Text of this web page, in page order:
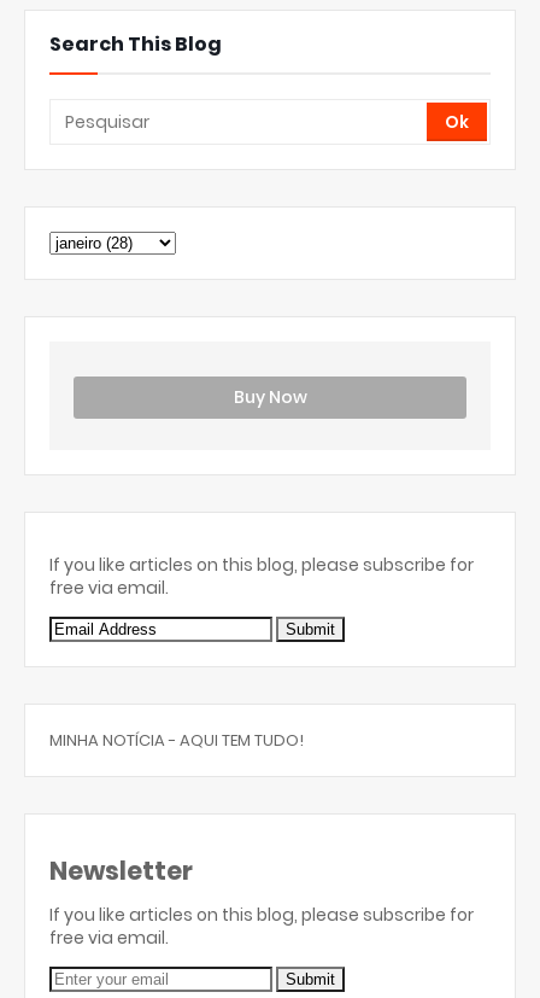
Search This Blog
Buy Now
If you like articles on this blog, please subscribe for
free via email.
MINHA NOTÍCIA - AQUI TEM TUDO!
Newsletter
If you like articles on this blog, please subscribe for
free via email.